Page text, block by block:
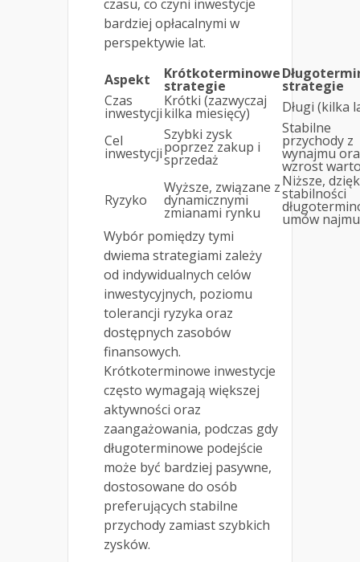
czasu, co czyni inwestycje
bardziej opłacalnymi w
perspektywie lat.
Aspekt Krótkoterminowe
strategie
strategie
Czas
inwestycji
Krótki (zazwyczaj
kilka miesięcy)
Długi (kilka
Cel
inwestycji
Szybki zysk
poprzez zakup i
sprzedaż
Stabilne
przychody z
wynajmu
wzrost
Ryzyko
Wyższe, związane z
dynamicznymi
zmianami rynku
Niższe,
stabilności
umów najmu
Wybór pomiędzy tymi
dwiema strategiami zależy
od indywidualnych celów
inwestycyjnych, poziomu
tolerancji ryzyka oraz
dostępnych zasobów
finansowych.
Krótkoterminowe inwestycje
często wymagają większej
aktywności oraz
zaangażowania, podczas gdy
długoterminowe podejście
może być bardziej pasywne,
dostosowane do osób
preferujących stabilne
przychody zamiast szybkich
zysków.